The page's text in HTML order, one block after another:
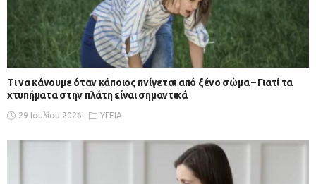
Τι να κάνουμε όταν κάποιος πνίγεται από ξένο σώμα – Γιατί τα
χτυπήματα στην πλάτη είναι σημαντικά
29 Ιουλίου 2026 ΥΓΕΙΑ